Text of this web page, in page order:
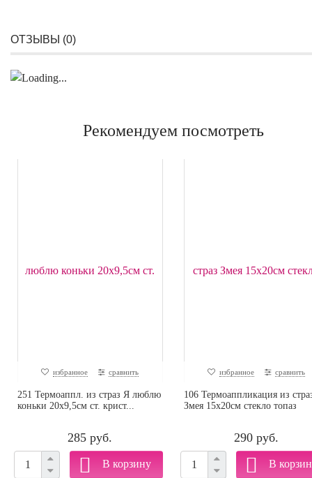
ОТЗЫВЫ (0)
Рекомендуем посмотреть
избранное сравнить
251 Термоаппл. из страз Я люблю
коньки 20x9,5см ст. крист...
285 руб.
избранное сравнить
106 Термоаппликация из
Змея 15х20см стекло топаз
290 руб.